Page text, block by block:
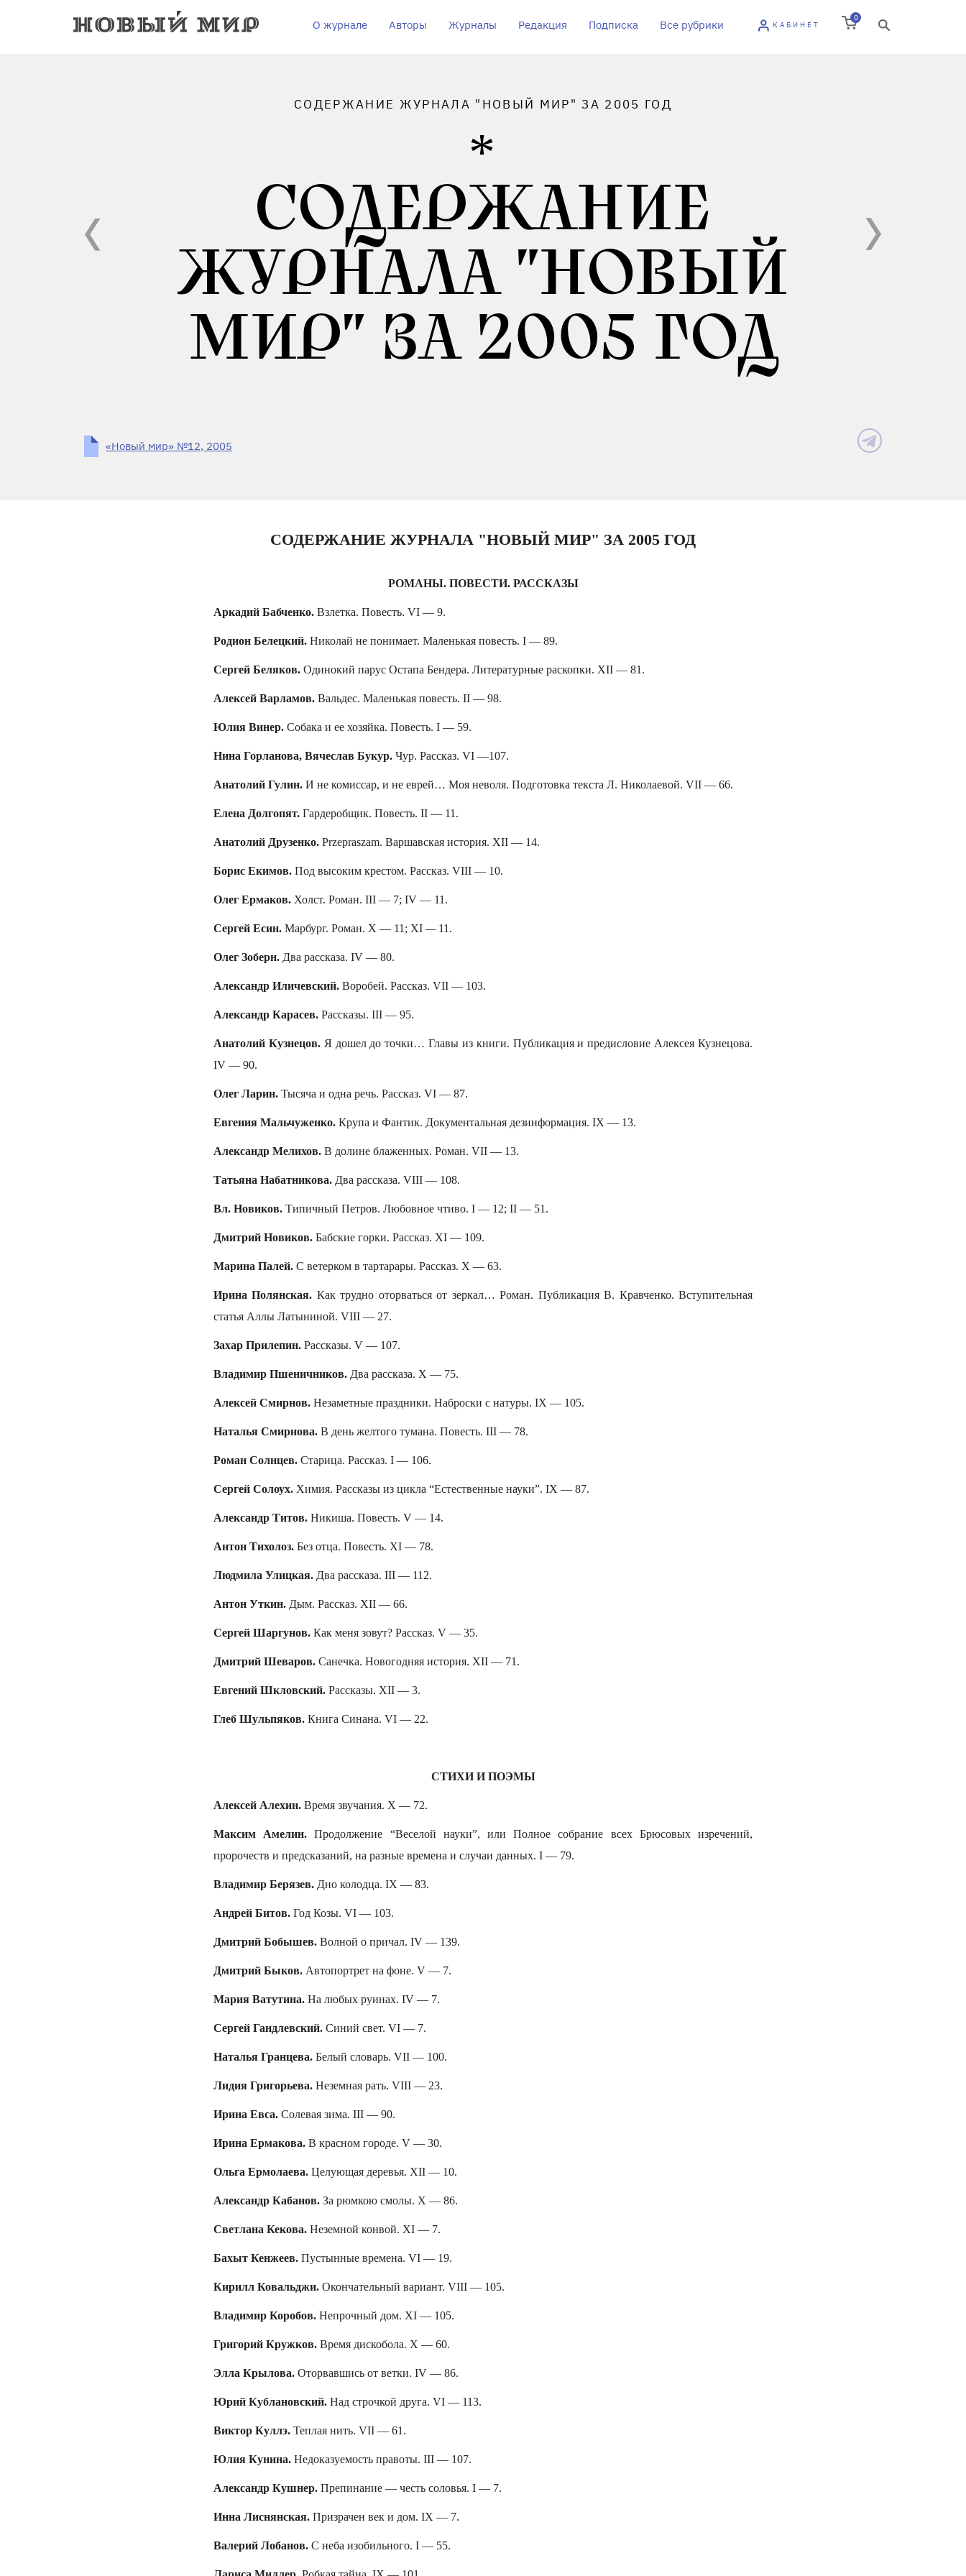
О журнале Авторы Журналы Редакция Подписка Все рубрики КАБИНЕТ
0
СОДЕРЖАНИЕ ЖУРНАЛА "НОВЫЙ МИР" ЗА 2005 ГОД
СОДЕРЖАНИЕ
ЖУРНАЛА "НОВЫЙ
МИР" ЗА 2005 ГОД
«Новый мир» №12, 2005
СОДЕРЖАНИЕ ЖУРНАЛА "НОВЫЙ МИР" ЗА 2005 ГОД
РОМАНЫ. ПОВЕСТИ. РАССКАЗЫ
Аркадий Бабченко. Взлетка. Повесть. VI — 9.
Родион Белецкий. Николай не понимает. Маленькая повесть. I — 89.
Сергей Беляков. Одинокий парус Остапа Бендера. Литературные раскопки. XII — 81.
Алексей Варламов. Вальдес. Маленькая повесть. II — 98.
Юлия Винер. Собака и ее хозяйка. Повесть. I — 59.
Нина Горланова, Вячеслав Букур. Чур. Рассказ. VI —107.
Анатолий Гулин. И не комиссар, и не еврей… Моя неволя. Подготовка текста Л. Николаевой. VII — 66.
Елена Долгопят. Гардеробщик. Повесть. II — 11.
Анатолий Друзенко. Przepraszam. Варшавская история. XII — 14.
Борис Екимов. Под высоким крестом. Рассказ. VIII — 10.
Олег Ермаков. Холст. Роман. III — 7; IV — 11.
Сергей Есин. Марбург. Роман. X — 11; XI — 11.
Олег Зоберн. Два рассказа. IV — 80.
Александр Иличевский. Воробей. Рассказ. VII — 103.
Александр Карасев. Рассказы. III — 95.
Анатолий Кузнецов. Я дошел до точки… Главы из книги. Публикация и предисловие Алексея Кузнецова.
IV — 90.
Олег Ларин. Тысяча и одна речь. Рассказ. VI — 87.
Евгения Мальчуженко. Крупа и Фантик. Документальная дезинформация. IX — 13.
Александр Мелихов. В долине блаженных. Роман. VII — 13.
Татьяна Набатникова. Два рассказа. VIII — 108.
Вл. Новиков. Типичный Петров. Любовное чтиво. I — 12; II — 51.
Дмитрий Новиков. Бабские горки. Рассказ. XI — 109.
Марина Палей. С ветерком в тартарары. Рассказ. X — 63.
Ирина Полянская. Как трудно оторваться от зеркал… Роман. Публикация В. Кравченко. Вступительная
статья Аллы Латыниной. VIII — 27.
Захар Прилепин. Рассказы. V — 107.
Владимир Пшеничников. Два рассказа. X — 75.
Алексей Смирнов. Незаметные праздники. Наброски с натуры. IX — 105.
Наталья Смирнова. В день желтого тумана. Повесть. III — 78.
Роман Солнцев. Старица. Рассказ. I — 106.
Сергей Солоух. Химия. Рассказы из цикла “Естественные науки”. IX — 87.
Александр Титов. Никиша. Повесть. V — 14.
Антон Тихолоз. Без отца. Повесть. XI — 78.
Людмила Улицкая. Два рассказа. III — 112.
Антон Уткин. Дым. Рассказ. XII — 66.
Сергей Шаргунов. Как меня зовут? Рассказ. V — 35.
Дмитрий Шеваров. Санечка. Новогодняя история. XII — 71.
Евгений Шкловский. Рассказы. XII — 3.
Глеб Шульпяков. Книга Синана. VI — 22.
СТИХИ И ПОЭМЫ
Алексей Алехин. Время звучания. X — 72.
Максим Амелин. Продолжение “Веселой науки”, или Полное собрание всех Брюсовых изречений,
пророчеств и предсказаний, на разные времена и случаи данных. I — 79.
Владимир Берязев. Дно колодца. IX — 83.
Андрей Битов. Год Козы. VI — 103.
Дмитрий Бобышев. Волной о причал. IV — 139.
Дмитрий Быков. Автопортрет на фоне. V — 7.
Мария Ватутина. На любых руинах. IV — 7.
Сергей Гандлевский. Синий свет. VI — 7.
Наталья Гранцева. Белый словарь. VII — 100.
Лидия Григорьева. Неземная рать. VIII — 23.
Ирина Евса. Солевая зима. III — 90.
Ирина Ермакова. В красном городе. V — 30.
Ольга Ермолаева. Целующая деревья. XII — 10.
Александр Кабанов. За рюмкою смолы. X — 86.
Светлана Кекова. Неземной конвой. XI — 7.
Бахыт Кенжеев. Пустынные времена. VI — 19.
Кирилл Ковальджи. Окончательный вариант. VIII — 105.
Владимир Коробов. Непрочный дом. XI — 105.
Григорий Кружков. Время дискобола. X — 60.
Элла Крылова. Оторвавшись от ветки. IV — 86.
Юрий Кублановский. Над строчкой друга. VI — 113.
Виктор Куллэ. Теплая нить. VII — 61.
Юлия Кунина. Недоказуемость правоты. III — 107.
Александр Кушнер. Препинание — честь соловья. I — 7.
Инна Лиснянская. Призрачен век и дом. IX — 7.
Валерий Лобанов. С неба изобильного. I — 55.